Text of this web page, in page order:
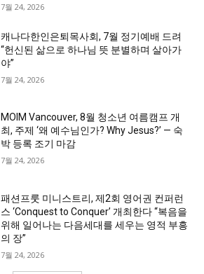
7월 24, 2026
캐나다한인은퇴목사회, 7월 정기예배 드려
“헌신된 삶으로 하나님 뜻 분별하며 살아가
야”
7월 24, 2026
MOIM Vancouver, 8월 청소년 여름캠프 개
최, 주제 ‘왜 예수님인가? Why Jesus?’ — 숙
박 등록 조기 마감
7월 24, 2026
패션프룻 미니스트리, 제2회 영어권 컨퍼런
스 ‘Conquest to Conquer’ 개최한다 “복음을
위해 일어나는 다음세대를 세우는 영적 부흥
의 장”
7월 24, 2026